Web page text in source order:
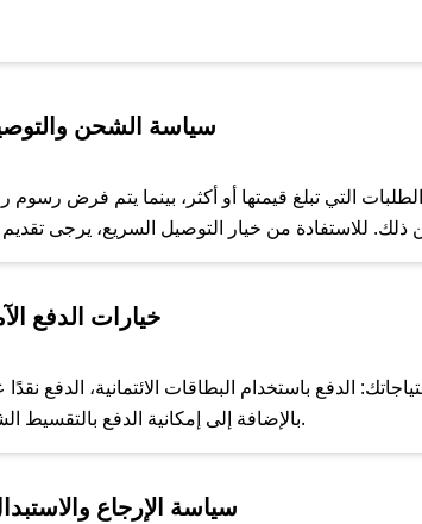
أو البريد الإلكتروني، وسنقوم بحل
للحصول على كوبونات وخصومات
سياسة الشحن
التي تبلغ قيمتها أو أكثر، بينما يتم فرض رسوم
خيارات الدفع
الدفع باستخدام البطاقات الائتمانية، الدفع نقدًا
Apple Pay، بالإضافة إلى إمكانية الدفع بالتقسيط الشهري.
سياسة الإرجاع